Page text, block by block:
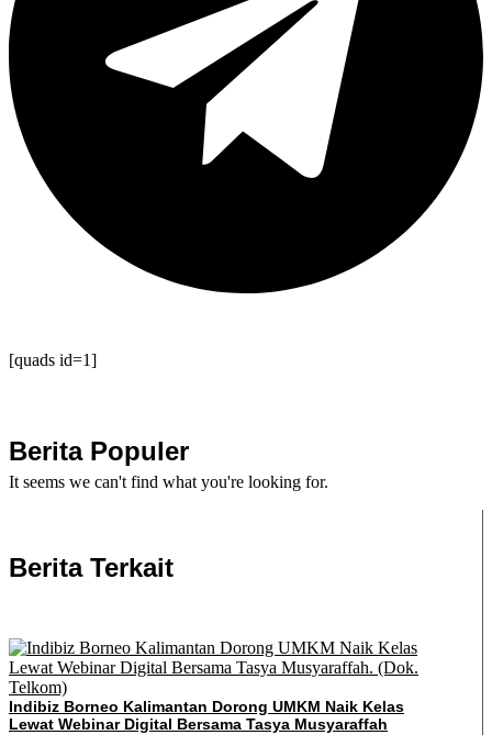
[quads id=1]
Berita Populer
It seems we can't find what you're looking for.
Berita Terkait
Indibiz Borneo Kalimantan Dorong UMKM Naik Kelas
Lewat Webinar Digital Bersama Tasya Musyaraffah